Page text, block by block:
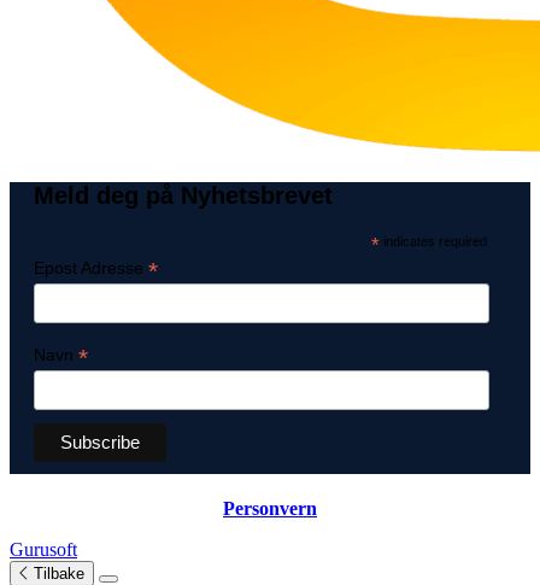
Meld deg på Nyhetsbrevet
* indicates required
Epost Adresse *
Navn *
Personvern
Gurusoft
Tilbake